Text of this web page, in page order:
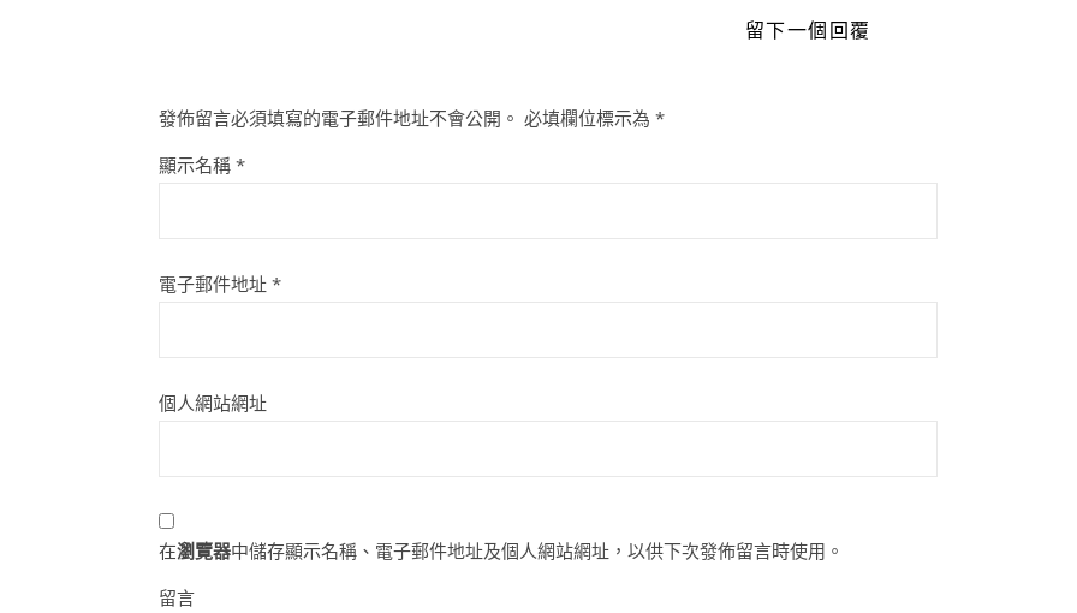
留下一個回覆
發佈留言必須填寫的電子郵件地址不會公開。 必填欄位標示為 *
顯示名稱 *
電子郵件地址 *
個人網站網址
在瀏覽器中儲存顯示名稱、電子郵件地址及個人網站網址，以供下次發佈留言時使用。
留言